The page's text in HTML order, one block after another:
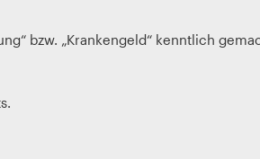
bzw. „Krankengeld“ kenntlich